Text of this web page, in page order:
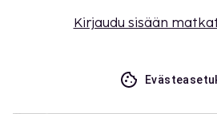
Kirjaudu sisään